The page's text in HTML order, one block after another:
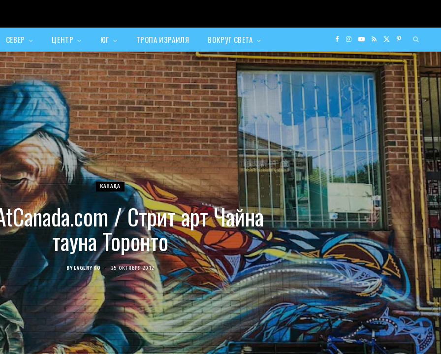
F
a
c
e
b
o
I
n
s
a
r
m
Y
o
T
u
b
e
R
S (
T
w
i
t
t
e
r
)
P
i
n
t
e
r
t
СЕВЕР ЦЕНТР ЮГ ТРОПА ИЗРАИЛЯ ВОКРУГ СВЕТА
КАНАДА
/ Стрит арт Чайна
тауна Торонто
BY EVGENY KO 25 ОКТЯБРЯ 2012